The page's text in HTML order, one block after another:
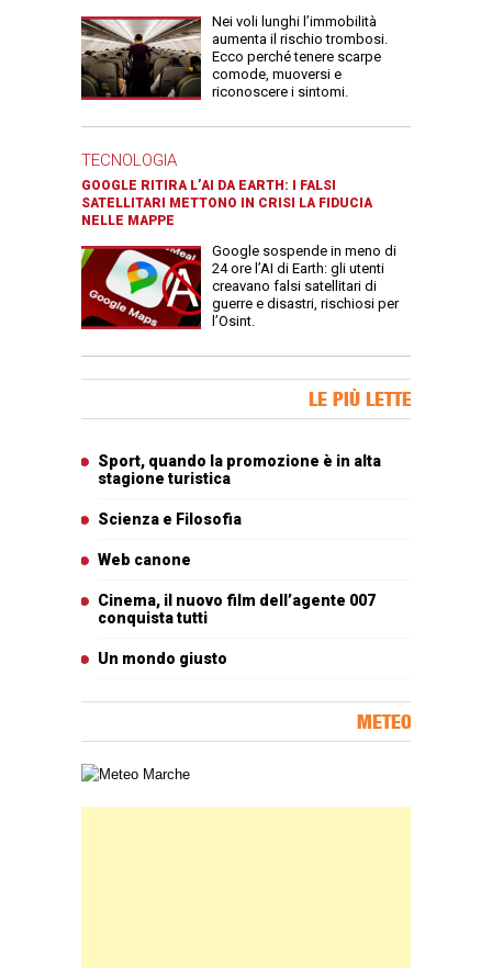
Nei voli lunghi l’immobilità
aumenta il rischio trombosi.
Ecco perché tenere scarpe
comode, muoversi e
riconoscere i sintomi.
TECNOLOGIA
GOOGLE RITIRA L’AI DA EARTH: I FALSI
SATELLITARI METTONO IN CRISI LA FIDUCIA
NELLE MAPPE
Google sospende in meno di
24 ore l’AI di Earth: gli utenti
creavano falsi satellitari di
guerre e disastri, rischiosi per
l’Osint.
LE PIÙ LETTE
Sport, quando la promozione è in alta
stagione turistica
Scienza e Filosofia
Web canone
Cinema, il nuovo film dell’agente 007
conquista tutti
Un mondo giusto
METEO
Carta meteorologica delle Marche